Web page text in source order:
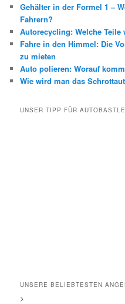
Gehälter in der Formel 1 –
Fahrern?
Autorecycling: Welche Teile
Fahre in den Himmel: Die
zu mieten
Auto polieren: Worauf
Wie wird man das
UNSER TIPP FÜR
UNSERE BELIEBTESTEN
>